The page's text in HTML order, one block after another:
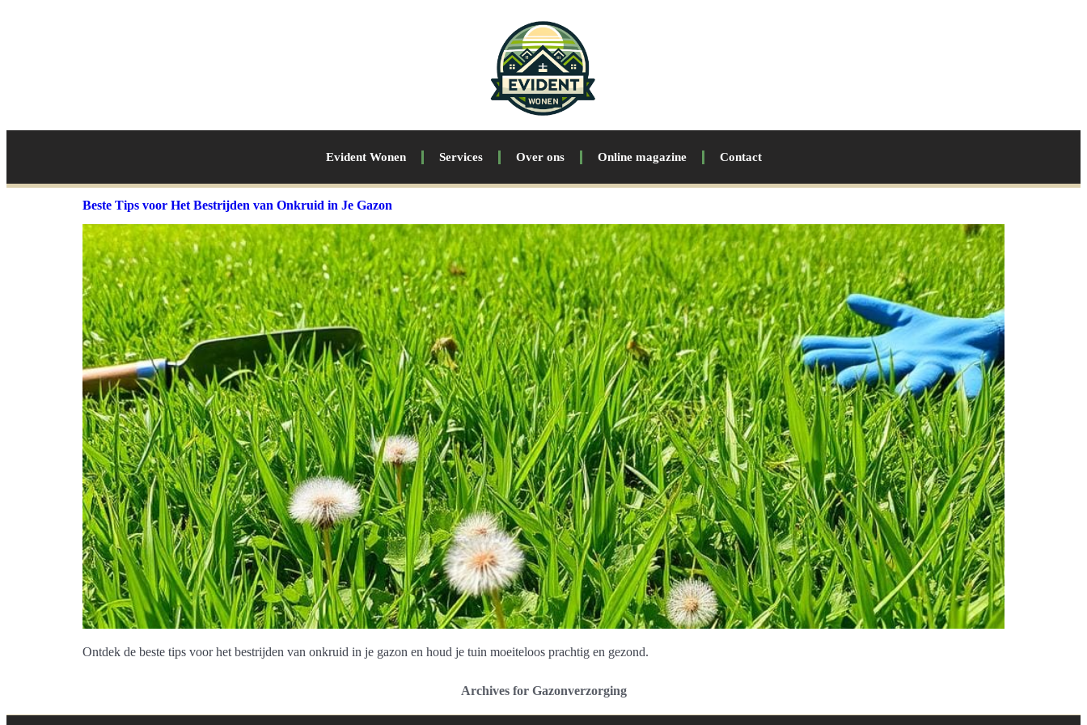
Evident Wonen Services Over ons Online magazine Contact
Beste Tips voor Het Bestrijden van Onkruid in Je Gazon
Ontdek de beste tips voor het bestrijden van onkruid in je gazon en houd je tuin moeiteloos prachtig en gezond.
Archives for Gazonverzorging